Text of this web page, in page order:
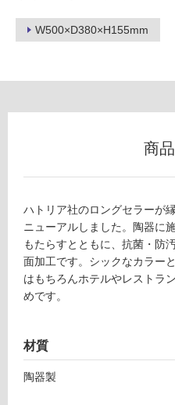
W500×D380×H155mm
イ
床・
浴
室
床・
駐
商
ハトリア社のロングセラーが
ニューアルしました。陶器に
もたらすとともに、抗菌・防
面加工です。シックなカラー
はもちろんホテルやレストラ
めです。
材質
陶器製